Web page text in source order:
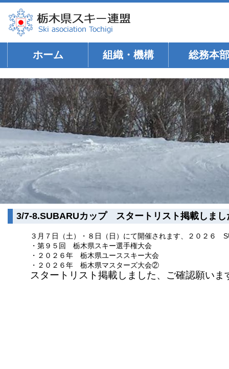
ホーム 組織・機構 総務本部
3/7-8.SUBARUカップ スタートリスト掲載しまし
３月７日（土）・８日（日）にて開催されます、２０２６
・第９５回 栃木県スキー選手権大会
・２０２６年 栃木県ユーススキー大会
・２０２６年 栃木県マスターズ大会②
スタートリスト掲載しました、ご確認願いま